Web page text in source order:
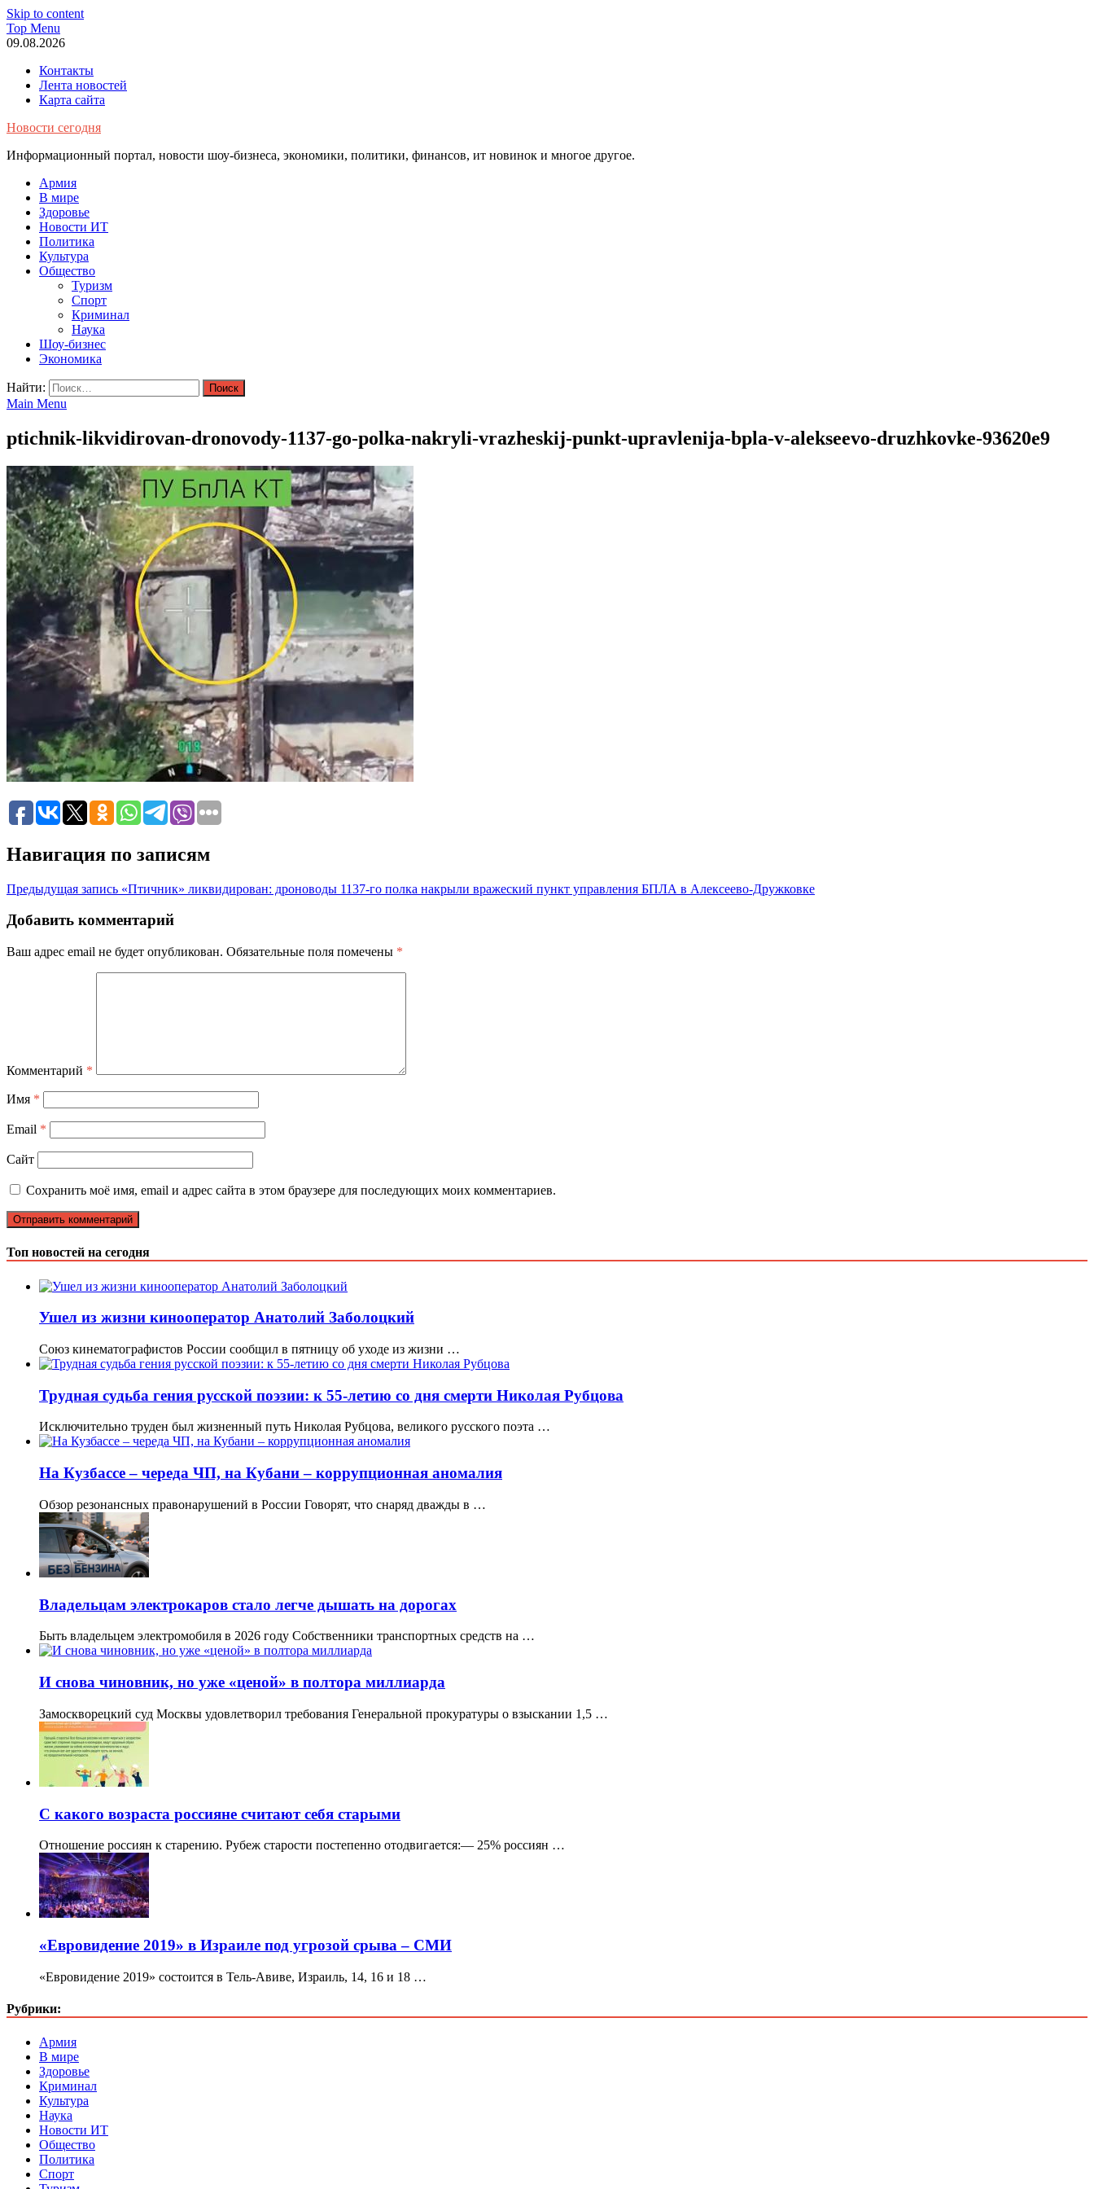
Skip to content
Top Menu
09.08.2026
Контакты
Лента новостей
Карта сайта
Новости сегодня
Информационный портал, новости шоу-бизнеса, экономики, политики, финансов, ит новинок и многое другое.
Армия
В мире
Здоровье
Новости ИТ
Политика
Культура
Общество
Туризм
Спорт
Криминал
Наука
Шоу-бизнес
Экономика
Найти:
Main Menu
ptichnik-likvidirovan-dronovody-1137-go-polka-nakryli-vrazheskij-punkt-upravlenija-bpla-v-alekseevo-druzhkovke-93620e9
Навигация по записям
Предыдущая запись «Птичник» ликвидирован: дроноводы 1137-го полка накрыли вражеский пункт управления БПЛА в Алексеево-Дружковке
Добавить комментарий
Ваш адрес email не будет опубликован. Обязательные поля помечены *
Комментарий *
Имя *
Email *
Сайт
Сохранить моё имя, email и адрес сайта в этом браузере для последующих моих комментариев.
Топ новостей на сегодня
Ушел из жизни кинооператор Анатолий Заболоцкий
Союз кинематографистов России сообщил в пятницу об уходе из жизни …
Трудная судьба гения русской поэзии: к 55-летию со дня смерти Николая Рубцова
Исключительно труден был жизненный путь Николая Рубцова, великого русского поэта …
На Кузбассе – череда ЧП, на Кубани – коррупционная аномалия
Обзор резонансных правонарушений в России Говорят, что снаряд дважды в …
Владельцам электрокаров стало легче дышать на дорогах
Быть владельцем электромобиля в 2026 году Собственники транспортных средств на …
И снова чиновник, но уже «ценой» в полтора миллиарда
Замоскворецкий суд Москвы удовлетворил требования Генеральной прокуратуры о взыскании 1,5 …
С какого возраста россияне считают себя старыми
Отношение россиян к старению. Рубеж старости постепенно отодвигается:— 25% россиян …
«Евровидение 2019» в Израиле под угрозой срыва – СМИ
«Евровидение 2019» состоится в Тель-Авиве, Израиль, 14, 16 и 18 …
Рубрики:
Армия
В мире
Здоровье
Криминал
Культура
Наука
Новости ИТ
Общество
Политика
Спорт